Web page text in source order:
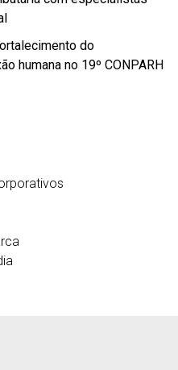
do
humana no 19º CONPARH